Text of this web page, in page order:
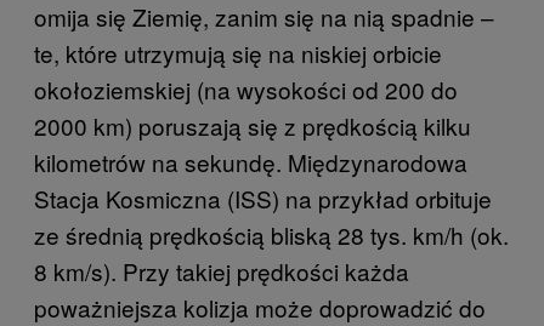
omija się Ziemię, zanim się na nią spadnie –
te, które utrzymują się na niskiej orbicie
okołoziemskiej (na wysokości od 200 do
2000 km) poruszają się z prędkością kilku
kilometrów na sekundę. Międzynarodowa
Stacja Kosmiczna (ISS) na przykład orbituje
ze średnią prędkością bliską 28 tys. km/h (ok.
8 km/s). Przy takiej prędkości każda
poważniejsza kolizja może doprowadzić do